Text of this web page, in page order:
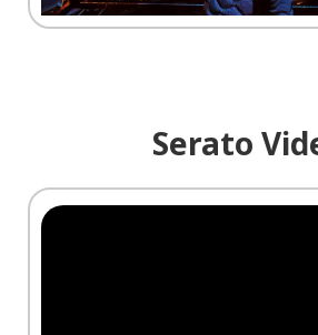
Serato